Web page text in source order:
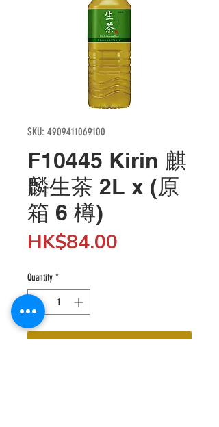
SKU: 4909411069100
F10445 Kirin 麒
麟生茶 2L x (原
箱 6 樽)
HK$84.00
Quantity *